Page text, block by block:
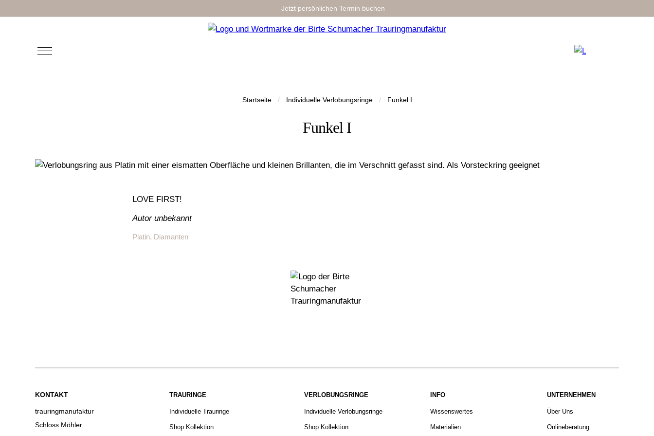
Jetzt persönlichen Termin buchen
Startseite / Individuelle Verlobungsringe / Funkel I
Funkel I
LOVE FIRST!
Autor unbekannt
Platin, Diamanten
KONTAKT
trauringmanufaktur
Schloss Möhler
TRAURINGE
Individuelle Trauringe
Shop Kollektion
VERLOBUNGSRINGE
Individuelle Verlobungsringe
Shop Kollektion
INFO
Wissenswertes
Materialien
UNTERNEHMEN
Über Uns
Onlineberatung